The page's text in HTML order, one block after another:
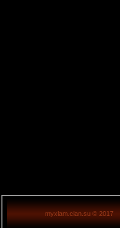
myxlam.clan.su © 2017